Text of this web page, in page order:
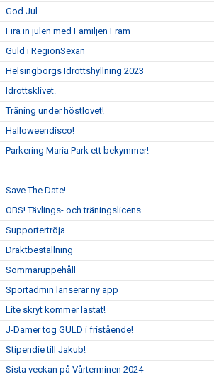
God Jul
Fira in julen med Familjen Fram
Guld i RegionSexan
Helsingborgs Idrottshyllning 2023
Idrottsklivet.
Träning under höstlovet!
Halloweendisco!
Parkering Maria Park ett bekymmer!
Save The Date!
OBS! Tävlings- och träningslicens
Supportertröja
Dräktbeställning
Sommaruppehåll
Sportadmin lanserar ny app
Lite skryt kommer lastat!
J-Damer tog GULD i fristående!
Stipendie till Jakub!
Sista veckan på Vårterminen 2024